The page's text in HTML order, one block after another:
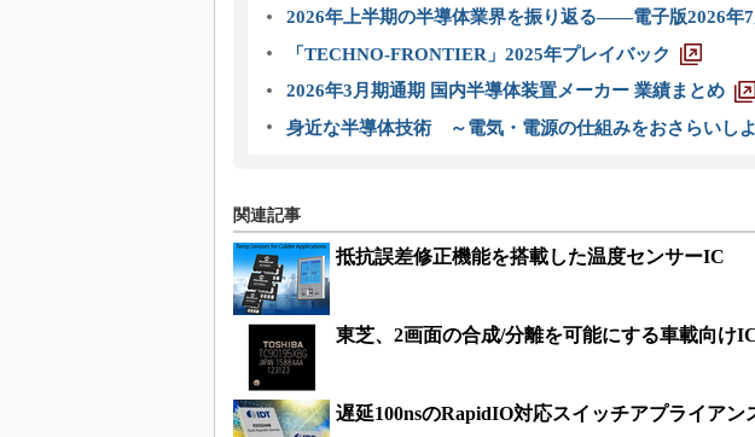
2026年上半期の半導体業界を振り返る――電子版2026年
「TECHNO-FRONTIER」2025年プレイバック
2026年3月期通期 国内半導体装置メーカー 業績まとめ
身近な半導体技術 ～電気・電源の仕組みをおさらいし
関連記事
抵抗誤差修正機能を搭載した温度センサーIC
東芝、2画面の合成/分離を可能にする車載向け
遅延100nsのRapidIO対応スイッチアプライアン